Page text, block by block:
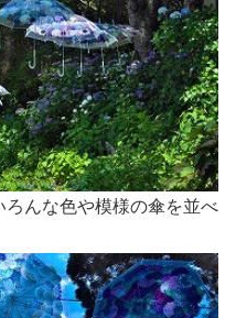
んな色や模様の傘を並べ